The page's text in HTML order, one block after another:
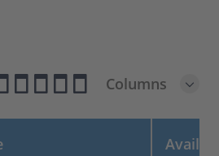
Columns